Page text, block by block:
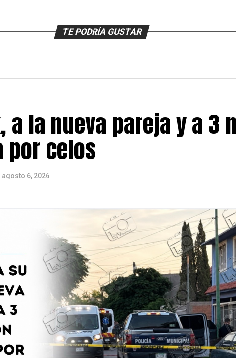
TE PODRÍA GUSTAR
a la nueva pareja y a 3
por celos
agosto 6, 2026